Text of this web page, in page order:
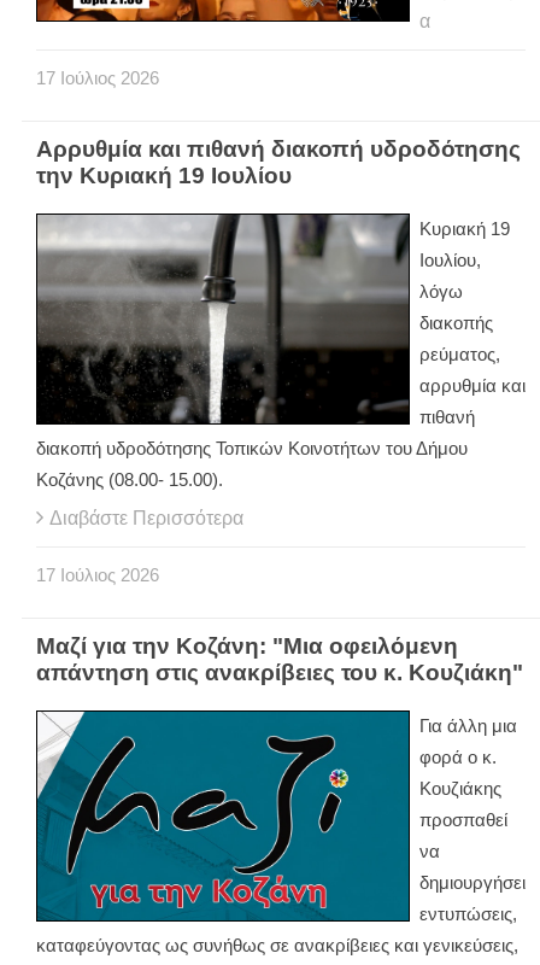
α
17 Ιούλιος 2026
Αρρυθμία και πιθανή διακοπή υδροδότησης
την Κυριακή 19 Ιουλίου
Κυριακή 19
Ιουλίου,
λόγω
διακοπής
ρεύματος,
αρρυθμία και
πιθανή
διακοπή υδροδότησης Τοπικών Κοινοτήτων του Δήμου
Κοζάνης (08.00- 15.00).
Διαβάστε Περισσότερα
17 Ιούλιος 2026
Μαζί για την Κοζάνη: "Μια οφειλόμενη
απάντηση στις ανακρίβειες του κ. Κουζιάκη"
Για άλλη μια
φορά ο κ.
Κουζιάκης
προσπαθεί
να
δημιουργήσει
εντυπώσεις,
καταφεύγοντας ως συνήθως σε ανακρίβειες και γενικεύσεις,